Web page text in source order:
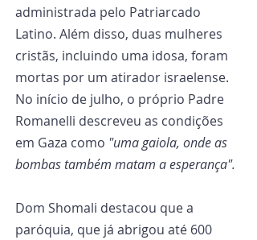
administrada pelo Patriarcado
Latino. Além disso, duas mulheres
cristãs, incluindo uma idosa, foram
mortas por um atirador israelense.
No início de julho, o próprio Padre
Romanelli descreveu as condições
em Gaza como "uma gaiola, onde as
bombas também matam a esperança".
Dom Shomali destacou que a
paróquia, que já abrigou até 600